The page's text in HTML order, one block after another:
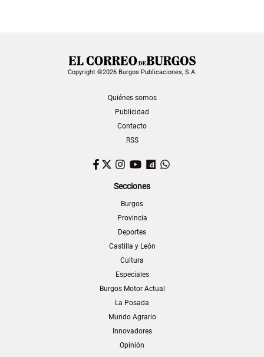
Copyright ©2026 Burgos Publicaciones, S.A.
Quiénes somos
Publicidad
Contacto
RSS
Facebook
TwitterInstagram
YouTubeDailymotion
Secciones
Burgos
Provincia
Deportes
Castilla y León
Cultura
Especiales
Burgos Motor Actual
La Posada
Mundo Agrario
Innovadores
Opinión